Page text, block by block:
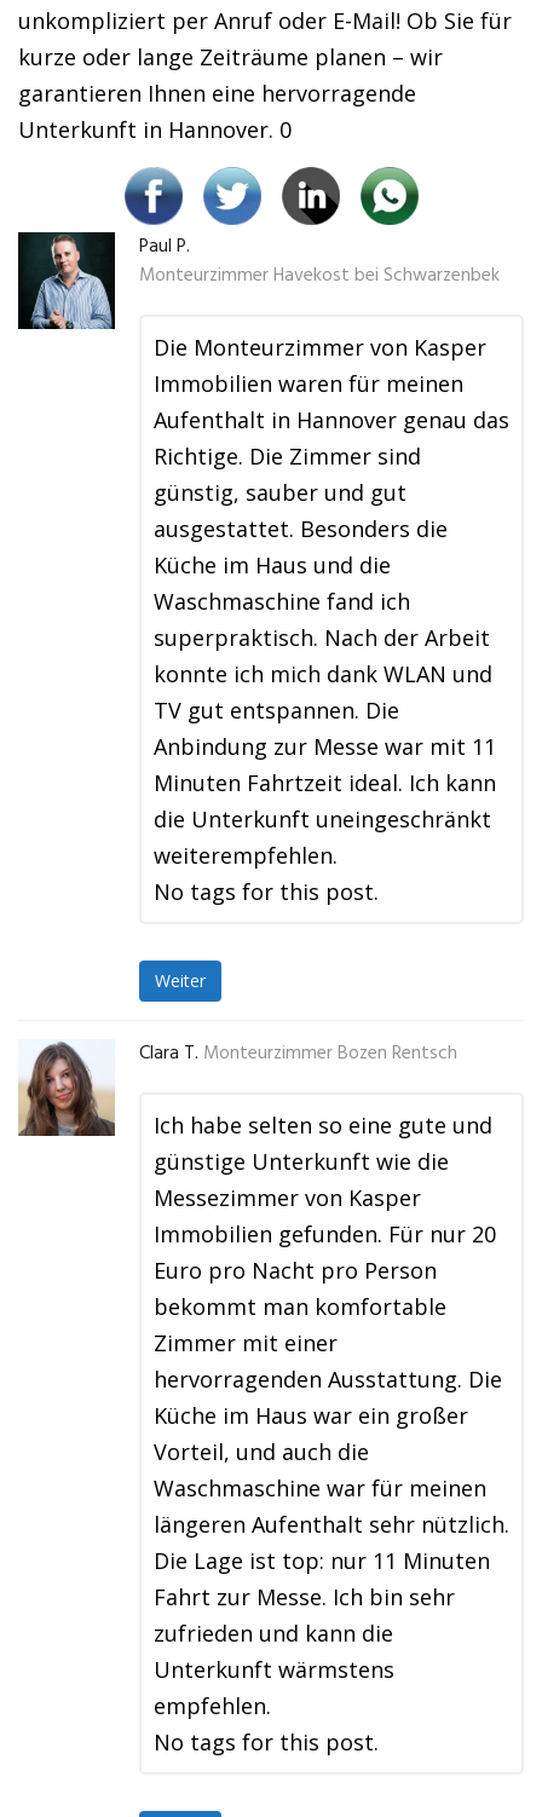
unkompliziert per Anruf oder E-Mail! Ob Sie für
kurze oder lange Zeiträume planen – wir
garantieren Ihnen eine hervorragende
Unterkunft in Hannover. 0
Paul P.
Monteurzimmer Havekost bei Schwarzenbek
Die Monteurzimmer von Kasper
Immobilien waren für meinen
Aufenthalt in Hannover genau das
Richtige. Die Zimmer sind
günstig, sauber und gut
ausgestattet. Besonders die
Küche im Haus und die
Waschmaschine fand ich
superpraktisch. Nach der Arbeit
konnte ich mich dank WLAN und
TV gut entspannen. Die
Anbindung zur Messe war mit 11
Minuten Fahrtzeit ideal. Ich kann
die Unterkunft uneingeschränkt
weiterempfehlen.
No tags for this post.
Weiter
Clara T. Monteurzimmer Bozen Rentsch
Ich habe selten so eine gute und
günstige Unterkunft wie die
Messezimmer von Kasper
Immobilien gefunden. Für nur 20
Euro pro Nacht pro Person
bekommt man komfortable
Zimmer mit einer
hervorragenden Ausstattung. Die
Küche im Haus war ein großer
Vorteil, und auch die
Waschmaschine war für meinen
längeren Aufenthalt sehr nützlich.
Die Lage ist top: nur 11 Minuten
Fahrt zur Messe. Ich bin sehr
zufrieden und kann die
Unterkunft wärmstens
empfehlen.
No tags for this post.